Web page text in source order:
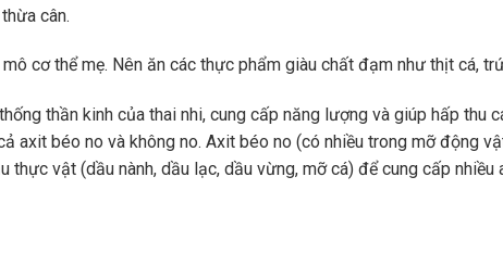
cân.
cơ thể mẹ. Nên ăn các thực phẩm giàu chất đạm như thịt cá,
thần kinh của thai nhi, cung cấp năng lượng và giúp hấp thu
axit béo no và không no. Axit béo no (có nhiều trong mỡ động
vật (dầu nành, dầu lạc, dầu vừng, mỡ cá) để cung cấp nhiều